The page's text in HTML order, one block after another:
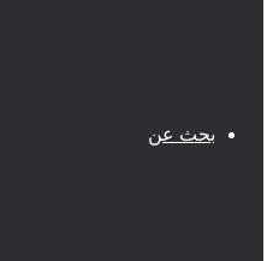
بحث عن